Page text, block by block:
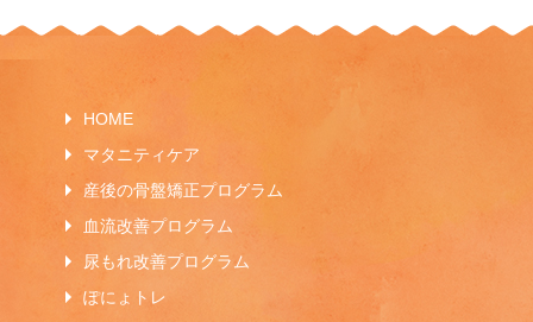
HOME
マタニティケア
産後の骨盤矯正プログラム
血流改善プログラム
尿もれ改善プログラム
ぽにょトレ